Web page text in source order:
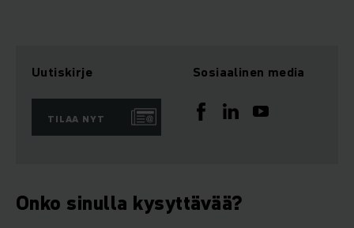
Uutiskirje
TILAA NYT
Sosiaalinen media
Onko sinulla kysyttävää?